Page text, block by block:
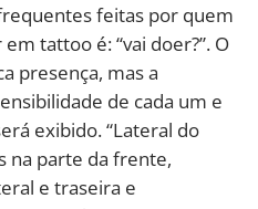
feitas por quem
tattoo é: “vai doer?”. O
presença, mas a
de cada um e
exibido. “Lateral do
na parte da frente,
e traseira e